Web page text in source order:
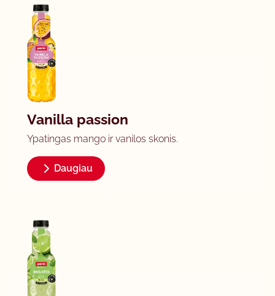
Vanilla passion
Ypatingas mango ir vanilos skonis.
Daugiau